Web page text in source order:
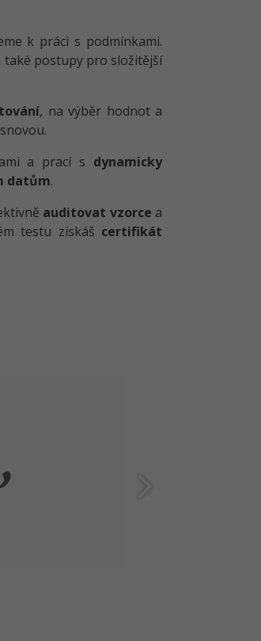
k práci s podmínkami.
také postupy pro složitější
, na výběr hodnot a
a prací s dynamicky
datům.
auditovat vzorce a
testu získáš certifikát